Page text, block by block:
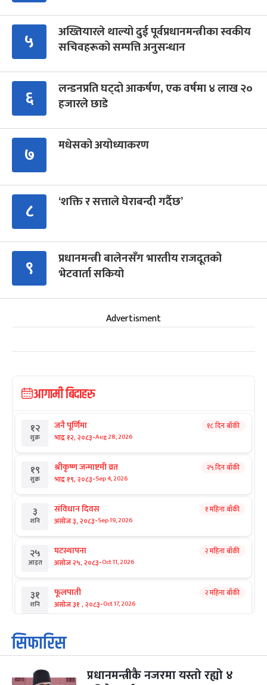
५
अख्तियारले थाल्यो दुई पूर्वप्रधानमन्त्रीका स्वकीय
सचिवहरूको सम्पत्ति अनुसन्धान
६
लन्डनप्रति घट्दो आकर्षण, एक वर्षमा ४ लाख २०
हजारले छाडे
७ मधेसको अयोध्याकरण
८ ‘शक्ति र सत्ताले घेराबन्दी गर्दैछ’
९
प्रधानमन्त्री बालेनसँग भारतीय राजदूतको
भेटवार्ता सकियो
Advertisment
आगामी बिदाहरु
१२
शुक्र
जनै पूर्णिमा
भाद्र १२, २०८३-Aug 28, 2026
१८ दिन बाँकी
१९
शुक्र
श्रीकृष्ण जन्माष्टमी व्रत
भाद्र १९, २०८३-Sep 4, 2026
२५ दिन बाँकी
३
शनि
संविधान दिवस
असोज ३, २०८३-Sep 19, 2026
१ महिना बाँकी
२५
आइत
घटस्थापना
असोज २५, २०८३-Oct 11, 2026
२ महिना बाँकी
३१
शनि
फूलपाती
असोज ३१ , २०८३-Oct 17, 2026
२ महिना बाँकी
१
आइत
कार्तिक सङ्क्रान्ति
कार्तिक १, २०८३
३ महानवमी २ महिना बाँकी
सिफारिस
प्रधानमन्त्रीकै नजरमा यस्तो रह्यो ४